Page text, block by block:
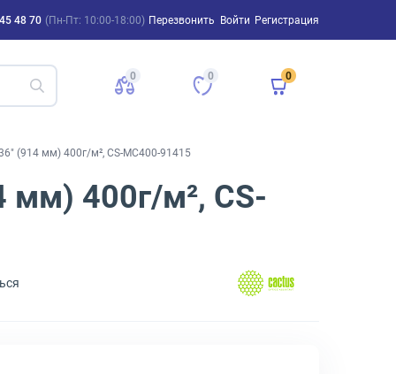
48 70 (Пн-Пт: 10:00-18:00) Перезвонить Войти Регистрация
0 0 0
(914 мм) 400г/м², CS-MC400-91415
мм) 400г/м², CS-